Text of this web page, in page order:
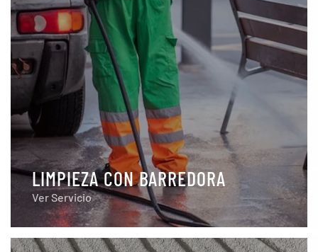
LIMPIEZA CON BARREDORA
Ver Servicio